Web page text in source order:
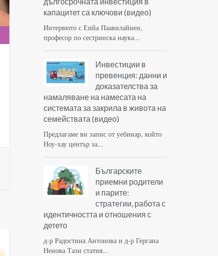
капацитет са ключови (видео)
Интервюто с Еийа Паавилайнен,
професор по сестринска наука...
Инвестиции в
превенция: данни и
доказателства за
намаляване на намесата на
системата за закрила в живота на
семействата (видео)
Предлагаме ви запис от уебинар, който
Ноу-хау център за...
Българските
приемни родители
и парите:
стратегии, работа с
идентичността и отношения с
детето
д-р Радостина Антонова и д-р Гергана
Ненова Тази статия...